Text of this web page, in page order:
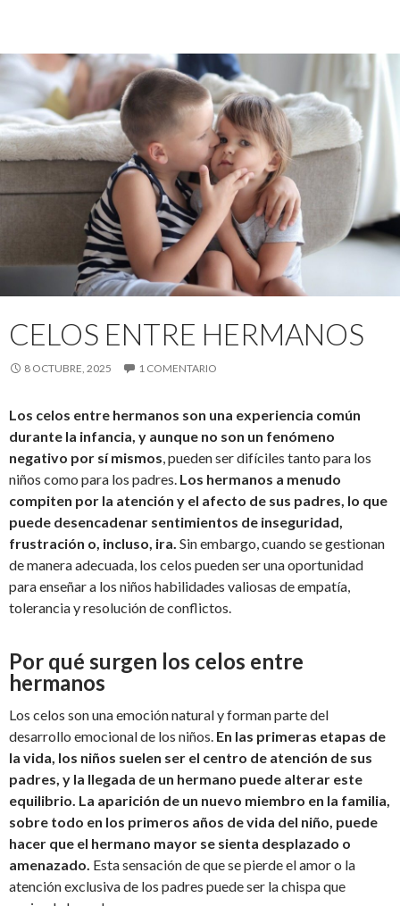
CELOS ENTRE HERMANOS
8 OCTUBRE, 2025 1 COMENTARIO
Los celos entre hermanos son una experiencia común
durante la infancia, y aunque no son un fenómeno
negativo por sí mismos, pueden ser difíciles tanto para los
niños como para los padres. Los hermanos a menudo
compiten por la atención y el afecto de sus padres, lo que
puede desencadenar sentimientos de inseguridad,
frustración o, incluso, ira. Sin embargo, cuando se gestionan
de manera adecuada, los celos pueden ser una oportunidad
para enseñar a los niños habilidades valiosas de empatía,
tolerancia y resolución de conflictos.
Por qué surgen los celos entre
hermanos
Los celos son una emoción natural y forman parte del
desarrollo emocional de los niños. En las primeras etapas de
la vida, los niños suelen ser el centro de atención de sus
padres, y la llegada de un hermano puede alterar este
equilibrio. La aparición de un nuevo miembro en la familia,
sobre todo en los primeros años de vida del niño, puede
hacer que el hermano mayor se sienta desplazado o
amenazado. Esta sensación de que se pierde el amor o la
atención exclusiva de los padres puede ser la chispa que